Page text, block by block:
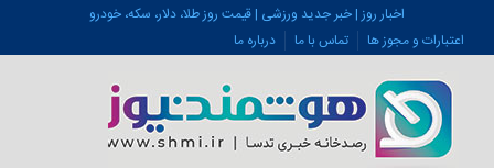
اخبار روز | خبر جدید ورزشی | قیمت روز طلا، دلار، سکه، خودرو
اعتبارات و مجوز ها
تماس با ما درباره ما